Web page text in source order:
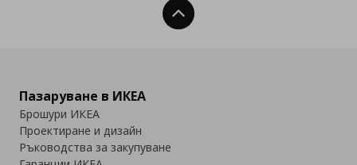
Нагоре
Пазаруване в ИКЕА
Брошури ИКЕА
Проектиране и дизайн
Ръководства за закупуване